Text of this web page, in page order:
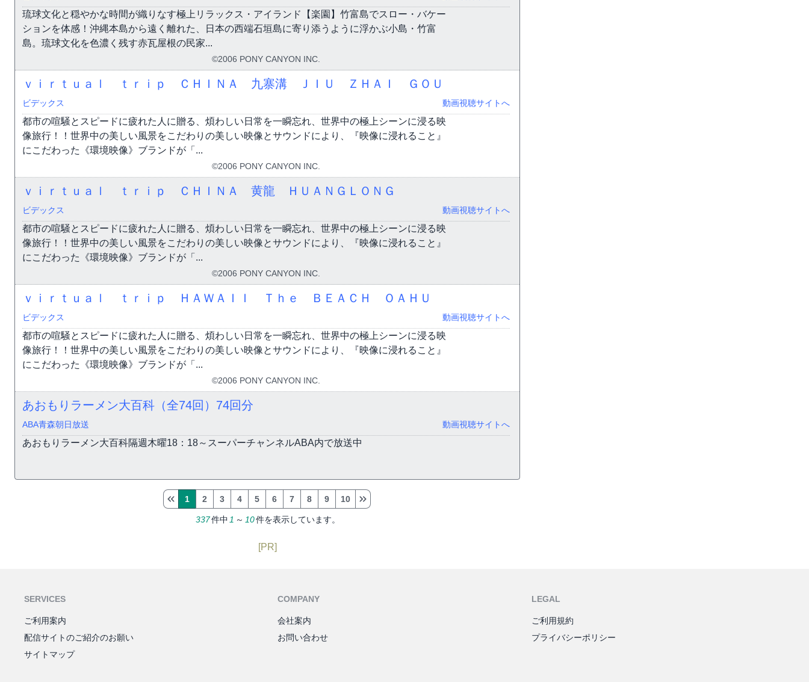
琉球文化と穏やかな時間が織りなす極上リラックス・アイランド【楽園】竹富島でスロー・バケー
ションを体感！沖縄本島から遠く離れた、日本の西端石垣島に寄り添うように浮かぶ小島・竹富
島。琉球文化を色濃く残す赤瓦屋根の民家...
©2006 PONY CANYON INC.
ｖｉｒｔｕａｌ ｔｒｉｐ ＣＨＩＮＡ 九寨溝 ＪＩＵ ＺＨＡＩ ＧＯＵ
ビデックス 動画視聴サイトへ
都市の喧騒とスピードに疲れた人に贈る、煩わしい日常を一瞬忘れ、世界中の極上シーンに浸る映
像旅行！！世界中の美しい風景をこだわりの美しい映像とサウンドにより、『映像に浸れること』
にこだわった《環境映像》ブランドが「...
©2006 PONY CANYON INC.
ｖｉｒｔｕａｌ ｔｒｉｐ ＣＨＩＮＡ 黄龍 ＨＵＡＮＧＬＯＮＧ
ビデックス 動画視聴サイトへ
都市の喧騒とスピードに疲れた人に贈る、煩わしい日常を一瞬忘れ、世界中の極上シーンに浸る映
像旅行！！世界中の美しい風景をこだわりの美しい映像とサウンドにより、『映像に浸れること』
にこだわった《環境映像》ブランドが「...
©2006 PONY CANYON INC.
ｖｉｒｔｕａｌ ｔｒｉｐ ＨＡＷＡＩＩ Ｔｈｅ ＢＥＡＣＨ ＯＡＨＵ
ビデックス 動画視聴サイトへ
都市の喧騒とスピードに疲れた人に贈る、煩わしい日常を一瞬忘れ、世界中の極上シーンに浸る映
像旅行！！世界中の美しい風景をこだわりの美しい映像とサウンドにより、『映像に浸れること』
にこだわった《環境映像》ブランドが「...
©2006 PONY CANYON INC.
あおもりラーメン大百科（全74回） 74回分
ABA青森朝日放送 動画視聴サイトへ
あおもりラーメン大百科隔週木曜18：18～スーパーチャンネルABA内で放送中
337件中 1 ～ 10件を表示しています。
1 2 3 4 5 6 7 8 9 10
[PR]
SERVICES
ご利用案内
配信サイトのご紹介のお願い
サイトマップ
COMPANY
会社案内
お問い合わせ
LEGAL
ご利用規約
プライバシーポリシー